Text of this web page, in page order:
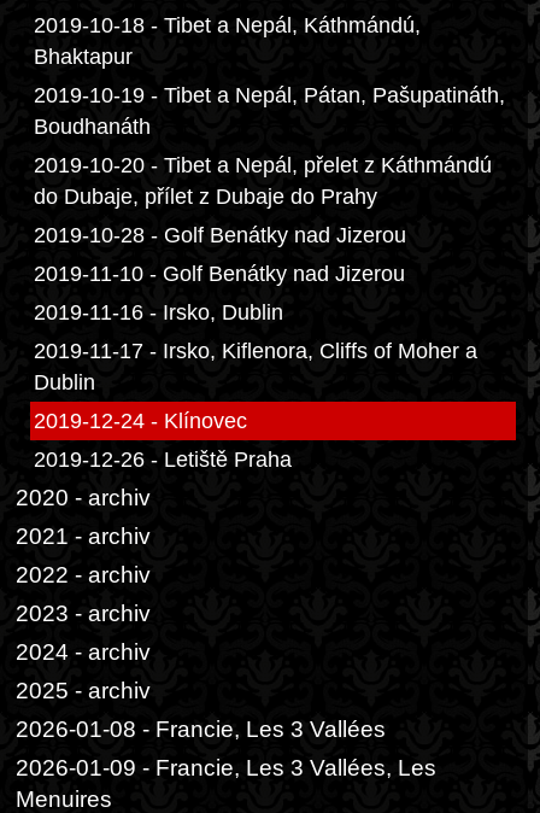
2019-10-18 - Tibet a Nepál, Káthmándú,
Bhaktapur
2019-10-19 - Tibet a Nepál, Pátan, Pašupatináth,
Boudhanáth
2019-10-20 - Tibet a Nepál, přelet z Káthmándú
do Dubaje, přílet z Dubaje do Prahy
2019-10-28 - Golf Benátky nad Jizerou
2019-11-10 - Golf Benátky nad Jizerou
2019-11-16 - Irsko, Dublin
2019-11-17 - Irsko, Kiflenora, Cliffs of Moher a
Dublin
2019-12-24 - Klínovec
2019-12-26 - Letiště Praha
2020 - archiv
2021 - archiv
2022 - archiv
2023 - archiv
2024 - archiv
2025 - archiv
2026-01-08 - Francie, Les 3 Vallées
2026-01-09 - Francie, Les 3 Vallées, Les
Menuires